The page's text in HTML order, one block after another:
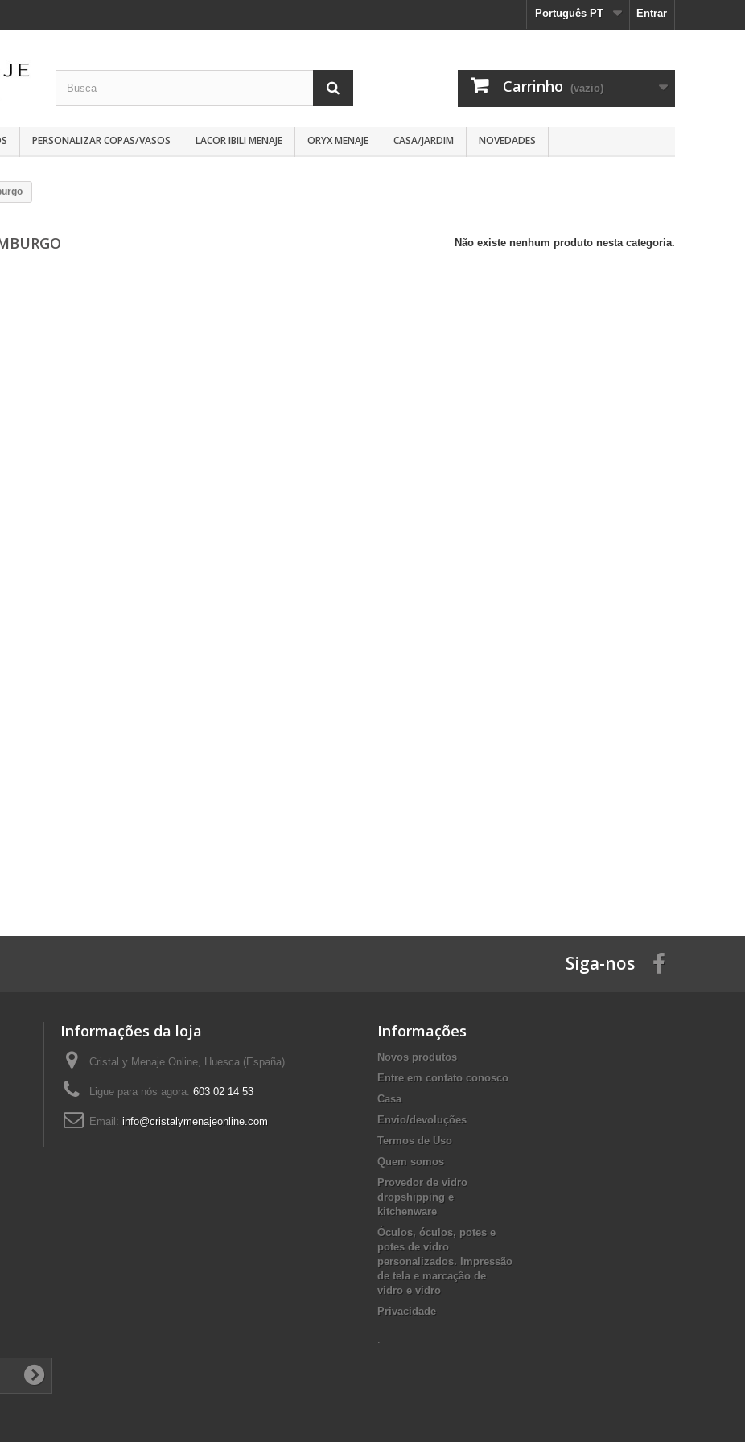
Entrar
Português PT
Carrinho (vazio)
PERSONALIZAR COPAS/VASOS LACOR IBILI MENAJE ORYX MENAJE CASA/JARDIM NOVEDADES
Não existe nenhum produto nesta categoria.
Siga-nos
Informações da loja
Cristal y Menaje Online, Huesca (España)
Ligue para nós agora: 603 02 14 53
Email: info@cristalymenajeonline.com
Informações
Novos produtos
Entre em contato conosco
Casa
Envio/devoluções
Termos de Uso
Quem somos
Provedor de vidro
dropshipping e
kitchenware
Óculos, óculos, potes e
potes de vidro
personalizados. Impressão
de tela e marcação de
vidro e vidro
Privacidade
.